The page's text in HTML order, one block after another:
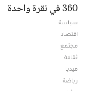
360 في نقرة واحدة
سياسة
اقتصاد
مجتمع
ثقافة
ميديا
رياضة